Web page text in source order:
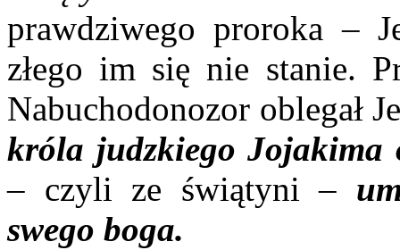
prawdziwego proroka –
złego im się nie stanie.
Nabuchodonozor oblegał
króla judzkiego Jojakima
– czyli ze świątyni –
swego boga.